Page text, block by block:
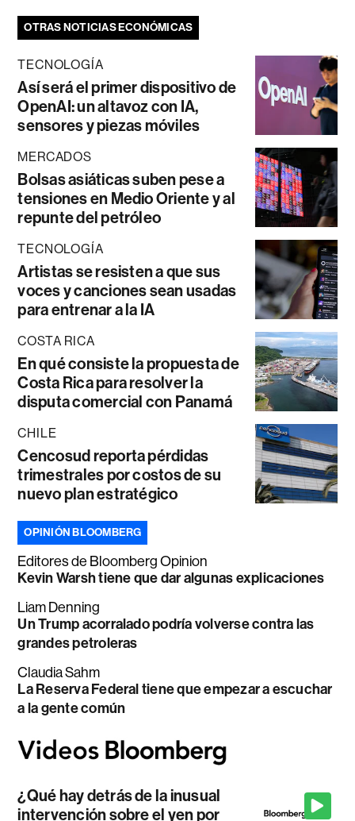
OTRAS NOTICIAS ECONÓMICAS
TECNOLOGÍA
Así será el primer dispositivo de
OpenAI: un altavoz con IA,
sensores y piezas móviles
MERCADOS
Bolsas asiáticas suben pese a
tensiones en Medio Oriente y al
repunte del petróleo
TECNOLOGÍA
Artistas se resisten a que sus
voces y canciones sean usadas
para entrenar a la IA
COSTA RICA
En qué consiste la propuesta de
Costa Rica para resolver la
disputa comercial con Panamá
CHILE
Cencosud reporta pérdidas
trimestrales por costos de su
nuevo plan estratégico
OPINIÓN BLOOMBERG
Editores de Bloomberg Opinion
Kevin Warsh tiene que dar algunas explicaciones
Liam Denning
Un Trump acorralado podría volverse contra las
grandes petroleras
Claudia Sahm
La Reserva Federal tiene que empezar a escuchar
a la gente común
¿Qué hay detrás de la inusual
intervención sobre el yen por